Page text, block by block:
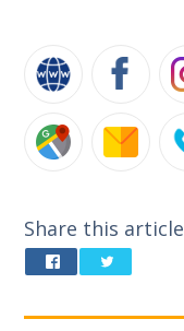
Share this article